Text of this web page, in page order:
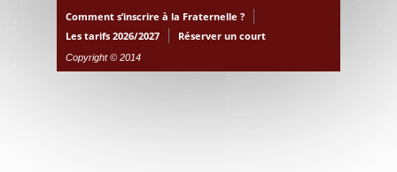
Comment s’inscrire à la Fraternelle ?
Les tarifs 2026/2027
Réserver un court
Copyright © 2014